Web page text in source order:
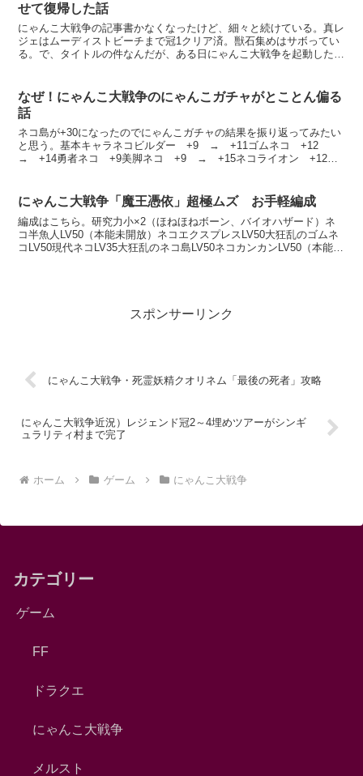
せて復帰した話
にゃんこ大戦争の記事書かなくなったけど、細々と続けている。真レ
ジェはムーディストビーチまで冠1クリア済。獣石集めはサボってい
る。で、タイトルの件なんだが、ある日にゃんこ大戦争を起動したら
なぜ！にゃんこ大戦争のにゃんこガチャがとことん偏る
話
ネコ島が+30になったのでにゃんこガチャの結果を振り返ってみたい
と思う。基本キャラネコビルダー +9 → +11ゴムネコ +12
→ +14勇者ネコ +9美脚ネコ +9 → +15ネコライオン +12
にゃんこ大戦争「魔王憑依」超極ムズ お手軽編成
編成はこちら。研究力小×2（ほねほねボーン、バイオハザード）ネ
コ半魚人LV50（本能未開放）ネコエクスプレスLV50大狂乱のゴムネ
コLV50現代ネコLV35大狂乱のネコ島LV50ネコカンカンLV50（本能未
スポンサーリンク
にゃんこ大戦争・死霊妖精クオリネム「最後の死者」攻略
にゃんこ大戦争近況）レジェンド冠2～4埋めツアーがシンギ
ュラリティ村まで完了
ホーム ゲーム にゃんこ大戦争
カテゴリー
ゲーム
FF
ドラクエ
にゃんこ大戦争
メルスト